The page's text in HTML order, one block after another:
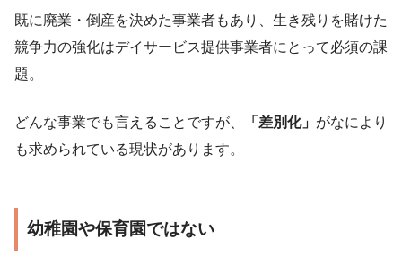
既に廃業・倒産を決めた事業者もあり、生き残りを賭けた
競争力の強化はデイサービス提供事業者にとって必須の課
題。
どんな事業でも言えることですが、 「差別化」 がなにより
も求められている現状があります。
幼稚園や保育園ではない